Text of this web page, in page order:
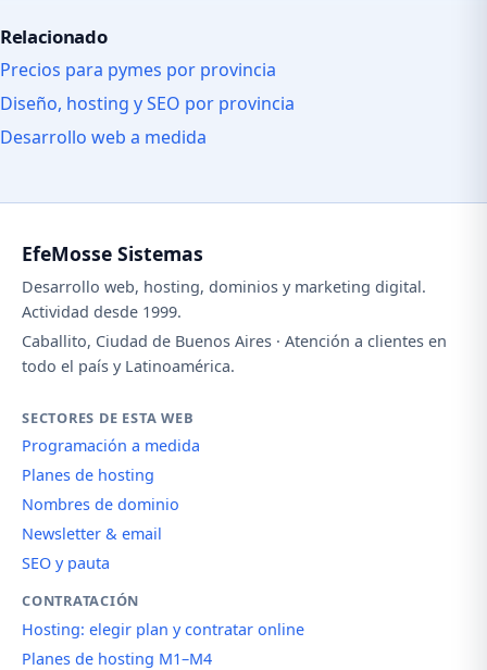
Relacionado
Precios para pymes por provincia
Diseño, hosting y SEO por provincia
Desarrollo web a medida
EfeMosse Sistemas
Desarrollo web, hosting, dominios y marketing digital.
Actividad desde 1999.
Caballito, Ciudad de Buenos Aires · Atención a clientes en
todo el país y Latinoamérica.
SECTORES DE ESTA WEB
Programación a medida
Planes de hosting
Nombres de dominio
Newsletter & email
SEO y pauta
CONTRATACIÓN
Hosting: elegir plan y contratar online
Planes de hosting M1–M4